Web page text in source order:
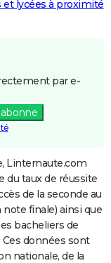
et lycées à proximité
par e-
Linternaute.com
du taux de réussite
de la seconde au
finale) ainsi que
bacheliers de
données sont
nationale, de la